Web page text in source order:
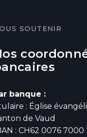
SOUTENIR
banque :
: Église
de Vaud
: CH62 0076 7000